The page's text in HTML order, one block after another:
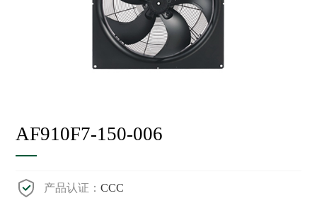
AF910F7-150-006
产品认证：CCC